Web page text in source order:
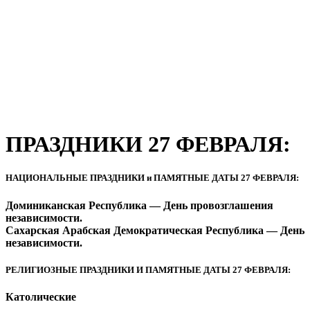
ПРАЗДНИКИ 27 ФЕВРАЛЯ:
НАЦИОНАЛЬНЫЕ ПРАЗДНИКИ и ПАМЯТНЫЕ ДАТЫ 27 ФЕВРАЛЯ:
Доминиканская Республика — День провозглашения
независимости.
Сахарская Арабская Демократическая Республика — День
независимости.
РЕЛИГИОЗНЫЕ ПРАЗДНИКИ И ПАМЯТНЫЕ ДАТЫ 27 ФЕВРАЛЯ:
Католические